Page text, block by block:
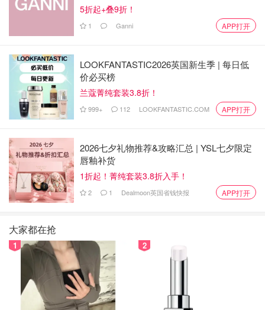
1月21日(含)前购买781开头客票(包括里程奖励客
，行程涉及武汉进出港东航、上航实际承运航班和挂MU
(含)至2020年3月29日(含)冬春航季截止。
豁免政策
首次提出改期申请，可在客票有效期内免费变更一次，
提出再次改期申请，需依据客票适用条件办理。
可在客票有效期内，至原购票渠道免费办理退票手续。
需退票、改期的旅客可联系：
原购票渠道（旅行社、代理点、网站等）。
东航24小时客服热线：95530。海外用户请拨打：
0086-21-20695530。
东航官方微信(微信号:中国东方航空)，输入并发送“人
工”转接办理。
5折起+叠9折！
1 Ganni APP打开
LOOKFANTASTIC2026英国新生季 | 每日低
价必买榜
兰蔻菁纯套装3.8折！
999+ 112 LOOKFANTASTIC.COM APP打开
2026七夕礼物推荐&攻略汇总 | YSL七夕限定
唇釉补货
1折起！菁纯套装3.8折入手！
2 1 Dealmoon英国省钱快报 APP打开
大家都在抢
1 2